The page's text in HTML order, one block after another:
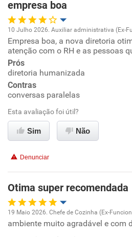
Ambiente de trabalho
Benefícios
Recomenda esta empresa
empresa boa
Oportunidade de promoção
Ambiente de trabalho
Conciliação com a vida familiar
Benefícios
Recomenda a diretoria
10 Julho 2026. Auxiliar administrativa (Ex-
Empresa boa, a nova diretoria
atenção com o RH e as pessoas
Prós
diretoria humanizada
Contras
conversas paralelas
Esta avaliação foi útil?
Sim Não
Denunciar
Otima super recomendada
Oportunidade de promoção
19 Maio 2026. Chefe de Cozinha (Ex-
ambiente muito agradável e com